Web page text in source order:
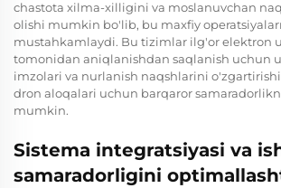
chastota xilma-xilligini va moslanuvchan
olishi mumkin bo'lib, bu maxfiy
mustahkamlaydi. Bu tizimlar ilg'or elektron
tomonidan aniqlanishdan saqlanish uchun
imzolari va nurlanish naqshlarini
dron aloqalari uchun barqaror
mumkin.
Sistema integratsiyasi va
samaradorligini